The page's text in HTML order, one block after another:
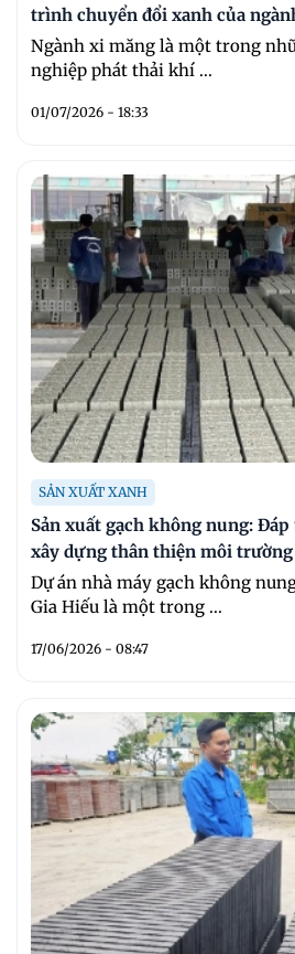
trình chuyển đổi xanh của
Ngành xi măng là một trong
nghiệp phát thải khí ...
01/07/2026 - 18:33
SẢN XUẤT XANH
Sản xuất gạch không nung:
xây dựng thân thiện môi trường
Dự án nhà máy gạch không
Gia Hiếu là một trong ...
17/06/2026 - 08:47